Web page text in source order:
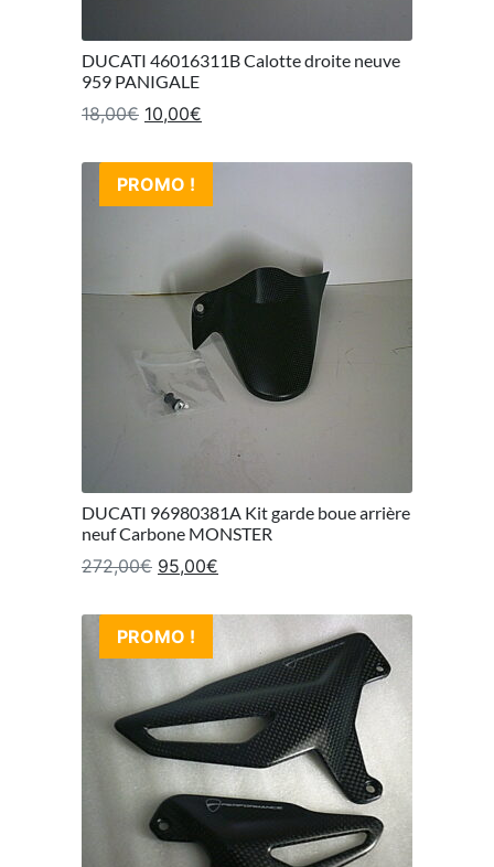
DUCATI 46016311B Calotte droite neuve
959 PANIGALE
18,00€ Le prix initial était : 18,00€.
10,00€
PROMO !
DUCATI 96980381A Kit garde boue arrière
neuf Carbone MONSTER
272,00€ Le prix initial était : 272,00€.
95,00€
PROMO !